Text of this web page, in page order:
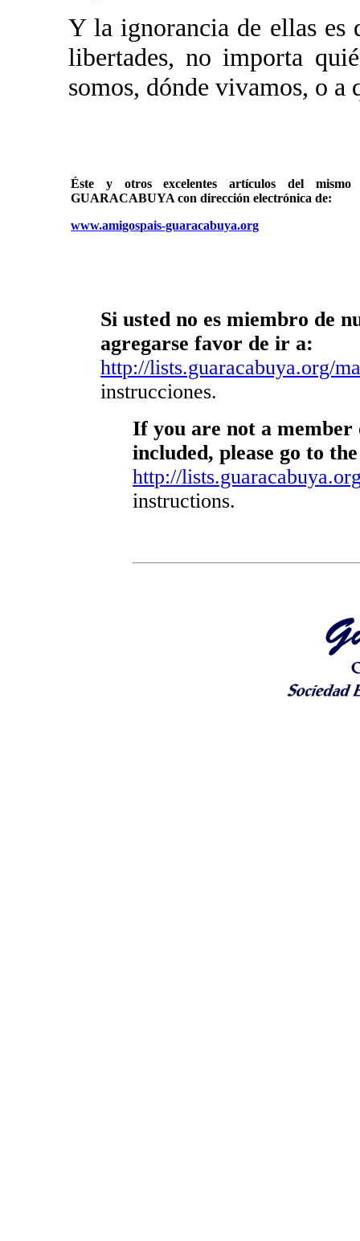
Y la ignorancia de ellas es
libertades, no importa
somos, dónde vivamos, o a
Éste y otros excelentes artículos del
GUARACABUYA con dirección electrónica de:
www.amigospais-guaracabuya.org
Si usted no es miembro de
agregarse favor de ir a:
http://lists.guaracabuya.org/
instrucciones.
If you are not a
included, please go to
http://
instructions.